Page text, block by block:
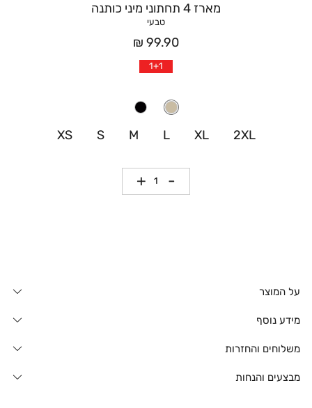
מארז 4 תחתוני מיני כותנה
טבעי
מחיר
אחרי
הנחה
99.90 ₪
1+1
XS S M L XL 2XL
כמות
על המוצר
מידע נוסף
משלוחים והחזרות
מבצעים והנחות